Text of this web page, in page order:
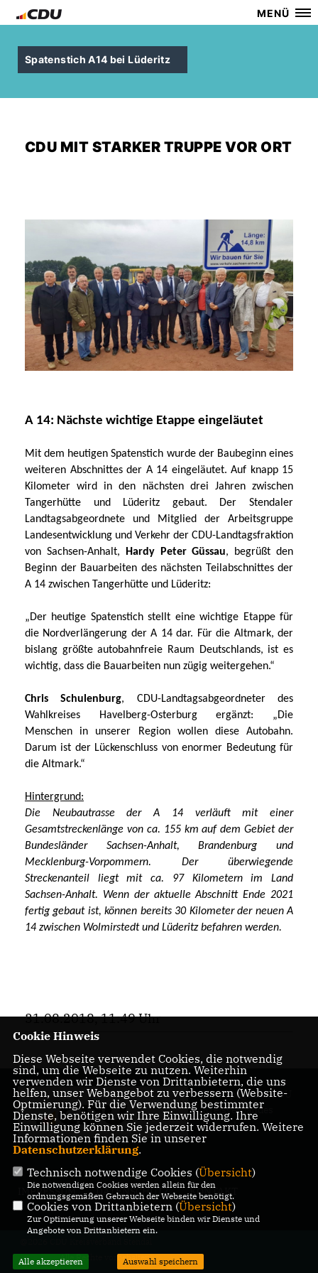
MENÜ
Spatenstich A14 bei Lüderitz
CDU MIT STARKER TRUPPE VOR ORT
A 14: Nächste wichtige Etappe eingeläutet
Mit dem heutigen Spatenstich wurde der Baubeginn eines
weiteren Abschnittes der A 14 eingeläutet. Auf knapp 15
Kilometer wird in den nächsten drei Jahren zwischen
Tangerhütte und Lüderitz gebaut. Der Stendaler
Landtagsabgeordnete
und
Mitglied der Arbeitsgruppe
Landesentwicklung und Verkehr der CDU-Landtagsfraktion
von Sachsen-Anhalt, Hardy Peter Güssau,
begrüßt den
Beginn der Bauarbeiten des nächsten Teilabschnittes der
A 14 zwischen Tangerhütte und Lüderitz:
Der heutige Spatenstich stellt eine wichtige Etappe für
die Nordverlängerung der A 14 dar. Für die Altmark, der
bislang größte autobahnfreie Raum Deutschlands, ist es
wichtig, dass die Bauarbeiten nun zügig weitergehen.“
Chris Schulenburg, CDU-Landtagsabgeordneter des
Wahlkreises Havelberg-Osterburg ergänzt: „Die
Menschen in unserer Region wollen diese Autobahn.
Darum ist der Lückenschluss von enormer Bedeutung für
die Altmark.“
Hintergrund:
Die Neubautrasse der A 14 verläuft mit einer
Gesamtstreckenlänge von ca. 155 km auf dem Gebiet der
Bundesländer Sachsen-Anhalt, Brandenburg und
Mecklenburg-Vorpommern. Der überwiegende
Streckenanteil liegt mit ca. 97 Kilometern im Land
Sachsen-Anhalt. Wenn der aktuelle Abschnitt Ende 2021
fertig gebaut ist, können bereits 30 Kilometer der neuen A
14 zwischen Wolmirstedt und Lüderitz befahren werden.
31.08.2018, 11:49 Uhr
Homepage des CDU
Kreisverbandes
Stendal
IMPRESSUM DATENSCHUTZ KONTAKT
Alle Rechte vorbehalten.
Cookie Hinweis
Diese Webseite verwendet Cookies, die notwendig
sind, um die Webseite zu nutzen. Weiterhin
verwenden wir Dienste von Drittanbietern, die uns
helfen, unser Webangebot zu verbessern (Website-
Optmierung). Für die Verwendung bestimmter
Dienste, benötigen wir Ihre Einwilligung. Ihre
Einwilligung können Sie jederzeit widerrufen. Weitere
Informationen finden Sie in unserer
Datenschutzerklärung.
Technisch notwendige Cookies (Übersicht)
Die notwendigen Cookies werden allein für den
ordnungsgemäßen Gebrauch der Webseite benötigt.
Cookies von Drittanbietern (Übersicht)
Zur Optimierung unserer Webseite binden wir Dienste und
Angebote von Drittanbietern ein.
Alle akzeptieren Auswahl speichern